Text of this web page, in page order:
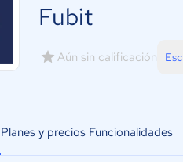
Fubit
Aún sin calificación
Planes y precios Funcionalidades